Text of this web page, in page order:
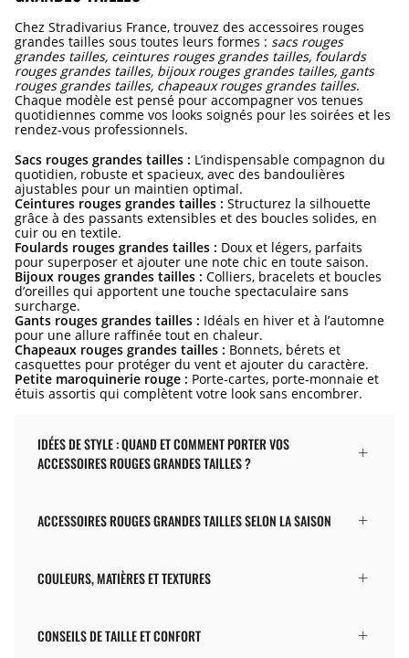
Chez Stradivarius France, trouvez des accessoires rouges
grandes tailles sous toutes leurs formes : sacs rouges
grandes tailles, ceintures rouges grandes tailles, foulards
rouges grandes tailles, bijoux rouges grandes tailles, gants
rouges grandes tailles, chapeaux rouges grandes tailles.
Chaque modèle est pensé pour accompagner vos tenues
quotidiennes comme vos looks soignés pour les soirées et les
rendez-vous professionnels.
Sacs rouges grandes tailles : L’indispensable compagnon du
quotidien, robuste et spacieux, avec des bandoulières
ajustables pour un maintien optimal.
Ceintures rouges grandes tailles : Structurez la silhouette
grâce à des passants extensibles et des boucles solides, en
cuir ou en textile.
Foulards rouges grandes tailles : Doux et légers, parfaits
pour superposer et ajouter une note chic en toute saison.
Bijoux rouges grandes tailles : Colliers, bracelets et boucles
d’oreilles qui apportent une touche spectaculaire sans
surcharge.
Gants rouges grandes tailles : Idéals en hiver et à l’automne
pour une allure raffinée tout en chaleur.
Chapeaux rouges grandes tailles : Bonnets, bérets et
casquettes pour protéger du vent et ajouter du caractère.
Petite maroquinerie rouge : Porte-cartes, porte-monnaie et
étuis assortis qui complètent votre look sans encombrer.
IDÉES DE STYLE : QUAND ET COMMENT PORTER VOS
ACCESSOIRES ROUGES GRANDES TAILLES ?
ACCESSOIRES ROUGES GRANDES TAILLES SELON LA SAISON
COULEURS, MATIÈRES ET TEXTURES
CONSEILS DE TAILLE ET CONFORT